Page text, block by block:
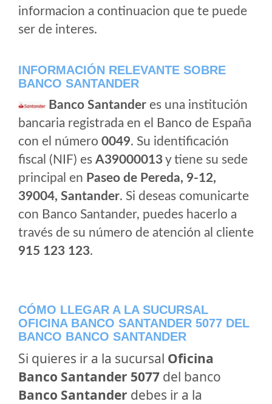
informacion a continuacion que te puede
ser de interes.
INFORMACIÓN RELEVANTE SOBRE
BANCO SANTANDER
Banco Santander es una institución
bancaria registrada en el Banco de España
con el número 0049. Su identificación
fiscal (NIF) es A39000013y tiene su sede
principal en Paseo de Pereda, 9-12,
39004, Santander. Si deseas comunicarte
con Banco Santander, puedes hacerlo a
través de su número de atención al cliente
915 123 123.
CÓMO LLEGAR A LA SUCURSAL
OFICINA BANCO SANTANDER 5077 DEL
BANCO BANCO SANTANDER
Si quieres ir a la sucursal Oficina
Banco Santander 5077 del banco
Banco Santander debes ir a la